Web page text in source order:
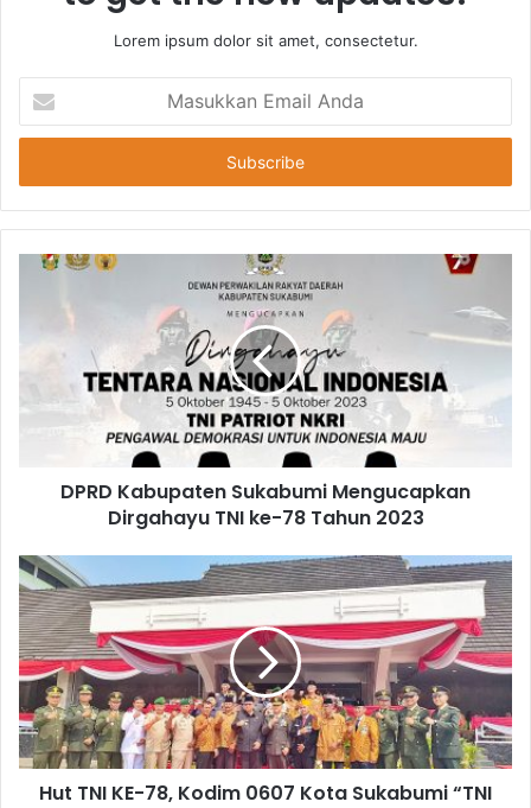
Lorem ipsum dolor sit amet, consectetur.
Email
Anda
DPRD Kabupaten Sukabumi Mengucapkan
Dirgahayu TNI ke-78 Tahun 2023
Hut TNI KE-78, Kodim 0607 Kota Sukabumi “TNI